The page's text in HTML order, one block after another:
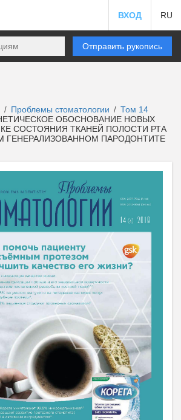
ВХОД RU
Отправить рукопись
/ Проблемы стоматологии / Том 14
ОБОСНОВАНИЕ НОВЫХ
СОСТОЯНИЯ ТКАНЕЙ ПОЛОСТИ РТА
ГЕНЕРАЛИЗОВАННОМ ПАРОДОНТИТЕ